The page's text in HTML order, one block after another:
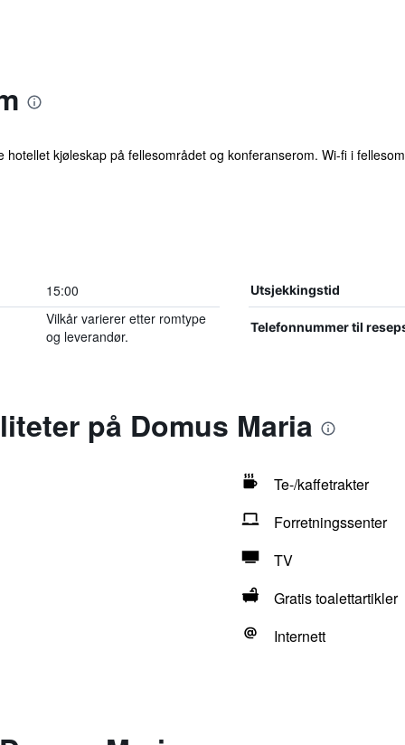
kjøleskap på fellesområdet og konferanserom. Wi-fi i
15:00 Utsjekkingstid
Vilkår varierer etter romtype
og leverandør.
Telefonnummer til
på Domus Maria
Te-/kaffetrakter
Forretningssenter
TV
Gratis toalettartikler
Internett